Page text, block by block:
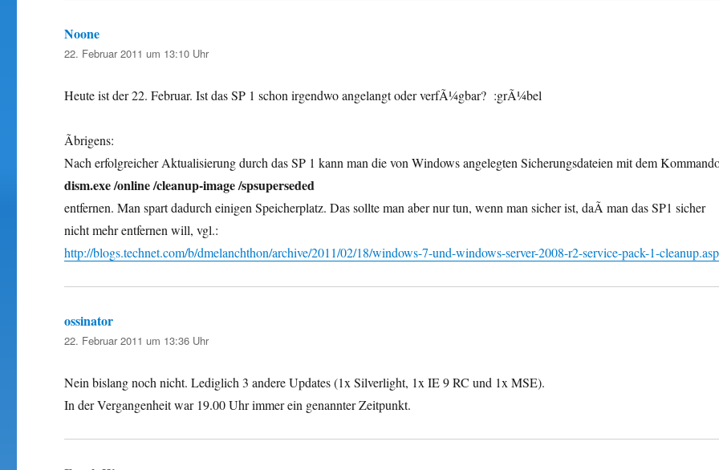
Noone
22. Februar 2011 um 13:10 Uhr
Heute ist der 22. Februar. Ist das SP 1 schon irgendwo angelangt oder verfÃ¼gbar? :grÃ¼bel
Ãbrigens:
Nach erfolgreicher Aktualisierung durch das SP 1 kann man die von Windows angelegten Sicherungsdateien mit dem
dism.exe /online /cleanup-image /spsuperseded
entfernen. Man spart dadurch einigen Speicherplatz. Das sollte man aber nur tun, wenn man sicher ist, daÃ man das SP1 sicher
nicht mehr entfernen will, vgl.:
http://blogs.technet.com/b/dmelanchthon/archive/2011/02/18/windows-7-und-windows-server-2008-r2-service-pack-1-
ossinator
22. Februar 2011 um 13:36 Uhr
Nein bislang noch nicht. Lediglich 3 andere Updates (1x Silverlight, 1x IE 9 RC und 1x MSE).
In der Vergangenheit war 19.00 Uhr immer ein genannter Zeitpunkt.